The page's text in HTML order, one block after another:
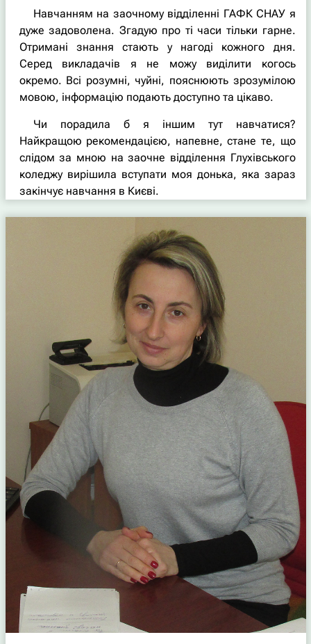
Навчанням на заочному відділенні ГАФК СНАУ я
дуже задоволена. Згадую про ті часи тільки гарне.
Отримані знання стають у нагоді кожного дня.
Серед викладачів я не можу виділити когось
окремо. Всі розумні, чуйні, пояснюють зрозумілою
мовою, інформацію подають доступно та цікаво.
Чи порадила б я іншим тут навчатися?
Найкращою рекомендацією, напевне, стане те, що
слідом за мною на заочне відділення Глухівського
коледжу вирішила вступати моя донька, яка зараз
закінчує навчання в Києві.